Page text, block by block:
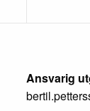
Ansvarig